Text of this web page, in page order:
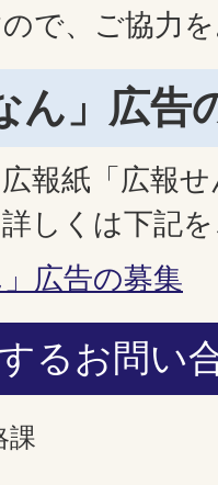
で、ご協力
ん」広告
報紙「広報
しくは下記
」広告の募集
るお問い
課